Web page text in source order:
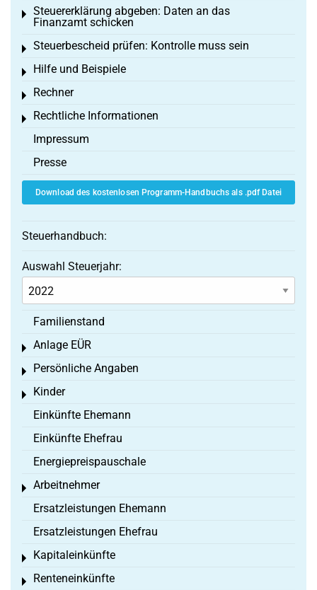
Steuererklärung abgeben: Daten an das
Finanzamt schicken
Toggle menu
Steuerbescheid prüfen: Kontrolle muss sein
Toggle menu
Hilfe und Beispiele
Toggle menu
Rechner
Toggle menu
Rechtliche Informationen
Toggle menu
Impressum
Presse
Download des kostenlosen Programm-Handbuchs als .pdf Datei
Steuerhandbuch:
Auswahl Steuerjahr:
Familienstand
Anlage EÜR
Toggle menu
Persönliche Angaben
Toggle menu
Kinder
Toggle menu
Einkünfte Ehemann
Einkünfte Ehefrau
Energiepreispauschale
Arbeitnehmer
Toggle menu
Ersatzleistungen Ehemann
Ersatzleistungen Ehefrau
Kapitaleinkünfte
Toggle menu
Renteneinkünfte
Toggle menu